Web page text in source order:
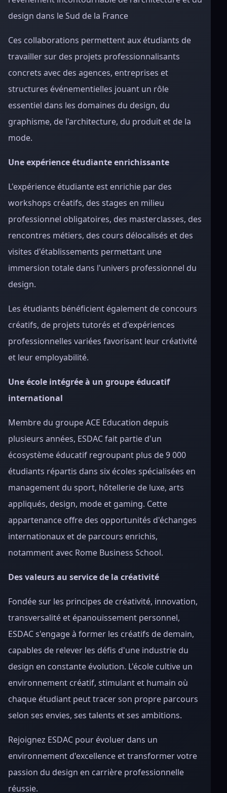
design dans le Sud de la France
Ces collaborations permettent aux étudiants de
travailler sur des projets professionnalisants
concrets avec des agences, entreprises et
structures événementielles jouant un rôle
essentiel dans les domaines du design, du
graphisme, de l'architecture, du produit et de la
mode.
Une expérience étudiante enrichissante
L'expérience étudiante est enrichie par des
workshops créatifs, des stages en milieu
professionnel obligatoires, des masterclasses, des
rencontres métiers, des cours délocalisés et des
visites d'établissements permettant une
immersion totale dans l'univers professionnel du
design.
Les étudiants bénéficient également de concours
créatifs, de projets tutorés et d'expériences
professionnelles variées favorisant leur créativité
et leur employabilité.
Une école intégrée à un groupe éducatif
international
Membre du groupe ACE Education depuis
plusieurs années, ESDAC fait partie d'un
écosystème éducatif regroupant plus de 9 000
étudiants répartis dans six écoles spécialisées en
management du sport, hôtellerie de luxe, arts
appliqués, design, mode et gaming. Cette
appartenance offre des opportunités d'échanges
internationaux et de parcours enrichis,
notamment avec Rome Business School.
Des valeurs au service de la créativité
Fondée sur les principes de créativité, innovation,
transversalité et épanouissement personnel,
ESDAC s'engage à former les créatifs de demain,
capables de relever les défis d'une industrie du
design en constante évolution. L'école cultive un
environnement créatif, stimulant et humain où
chaque étudiant peut tracer son propre parcours
selon ses envies, ses talents et ses ambitions.
Rejoignez ESDAC pour évoluer dans un
environnement d'excellence et transformer votre
passion du design en carrière professionnelle
réussie.